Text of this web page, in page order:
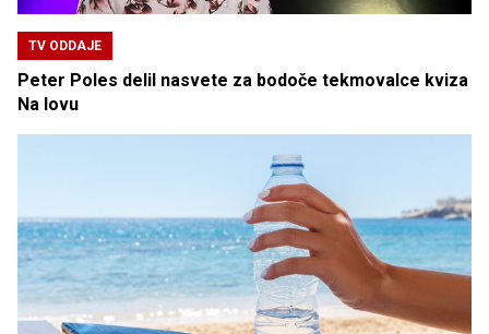
TV ODDAJE
Peter Poles delil nasvete za bodoče tekmovalce kviza
Na lovu